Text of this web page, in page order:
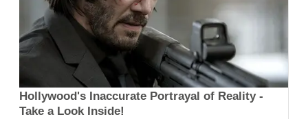
Hollywood's Inaccurate Portrayal of Reality -
Take a Look Inside!